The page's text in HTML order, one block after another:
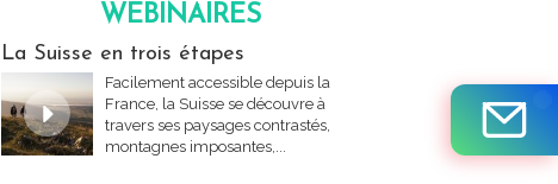
WEBINAIRES
La Suisse en trois étapes
Facilement accessible depuis la
France, la Suisse se découvre à
travers ses paysages contrastés,
montagnes imposantes,...